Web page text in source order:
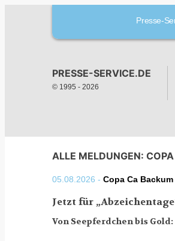
Presse-
PRESSE-SERVICE.DE
© 1995 - 2026
ALLE MELDUNGEN:
05.08.2026 - Copa Ca Backum
Jetzt für
Von Seepferdchen bis